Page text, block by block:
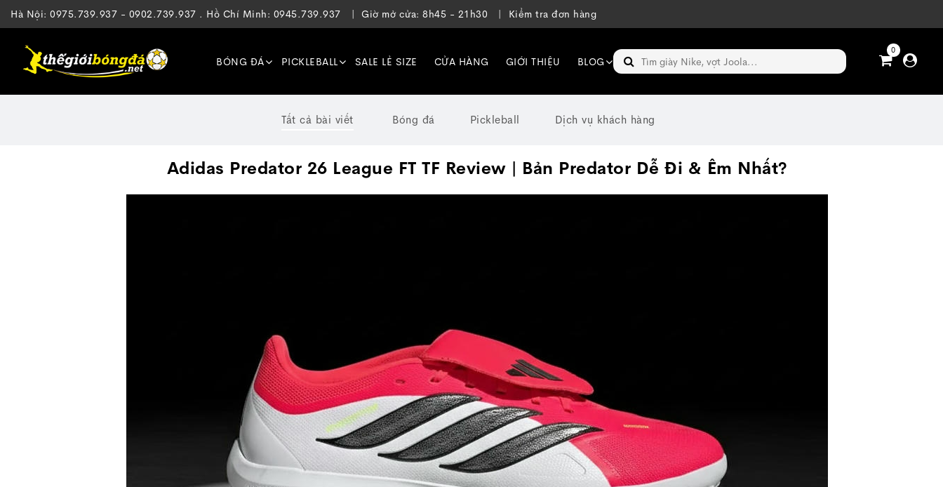
Hà Nội: 0975.739.937 - 0902.739.937 . Hồ Chí Minh: 0945.739.937 Giờ mở cửa: 8h45 - 21h30 Kiểm tra đơn hàng
BÓNG ĐÁ PICKLEBALL SALE LẺ SIZE CỬA HÀNG GIỚI THIỆU BLOG
0
Tất cả bài viết Bóng đá Pickleball Dịch vụ khách hàng
Adidas Predator 26 League FT TF Review | Bản Predator Dễ Đi & Êm Nhất?